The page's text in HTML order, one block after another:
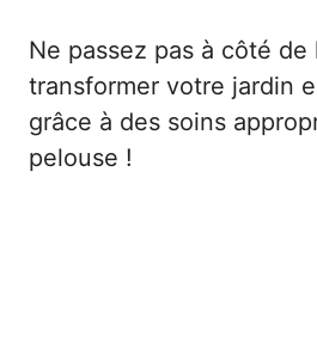
Ne passez pas à côté de
transformer votre jardin
grâce à des soins
pelouse !